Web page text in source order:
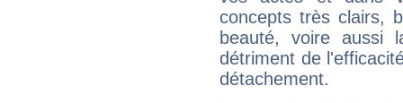
concepts très clairs,
beauté, voire aussi
détriment de
détachement.